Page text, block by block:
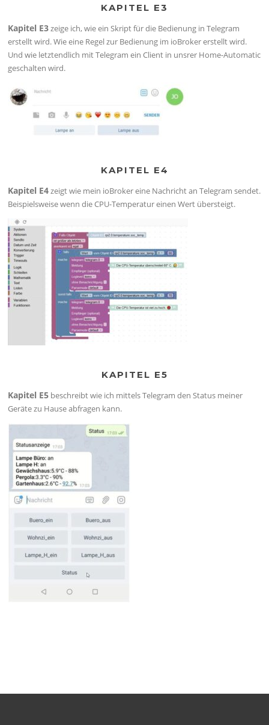
KAPITEL E3
Kapitel E3zeige ich, wie ein Skript für die Bedienung in Telegram
erstellt wird. Wie eine Regel zur Bedienung im ioBroker erstellt wird.
Und wie letztendlich mit Telegram ein Client in unsrer Home-Automatic
geschalten wird.
KAPITEL E4
Kapitel E4zeigt wie mein ioBroker eine Nachricht an Telegram sendet.
Beispielsweise wenn die CPU-Temperatur einen Wert übersteigt.
KAPITEL E5
Kapitel E5 beschreibt wie ich mittels Telegram den Status meiner
Geräte zu Hause abfragen kann.